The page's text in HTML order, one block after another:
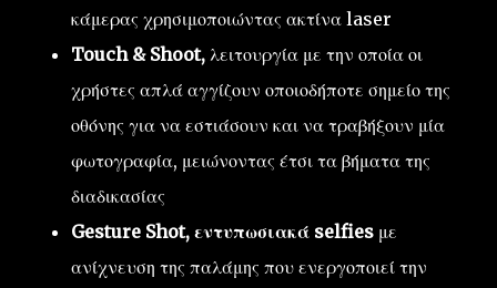
κάμερας χρησιμοποιώντας ακτίνα laser
Touch & Shoot, λειτουργία με την οποία οι
χρήστες απλά αγγίζουν οποιοδήποτε σημείο της
οθόνης για να εστιάσουν και να τραβήξουν μία
φωτογραφία, μειώνοντας έτσι τα βήματα της
διαδικασίας
Gesture Shot, εντυπωσιακά selfies με
ανίχνευση της παλάμης που ενεργοποιεί την